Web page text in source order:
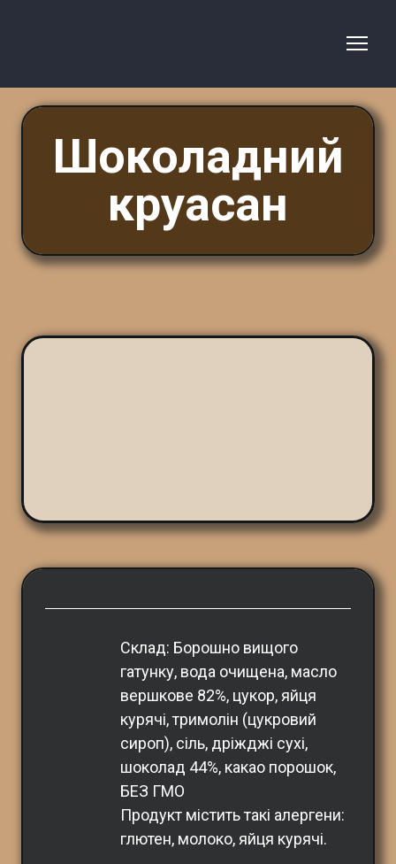
Шоколадний
круасан
Склад: Борошно вищого
гатунку, вода очищена, масло
вершкове 82%, цукор, яйця
курячі, тримолін (цукровий
сироп), сіль, дріжджі сухі,
шоколад 44%, какао порошок,
БЕЗ ГМО
Продукт містить такі алергени:
глютен, молоко, яйця курячі.